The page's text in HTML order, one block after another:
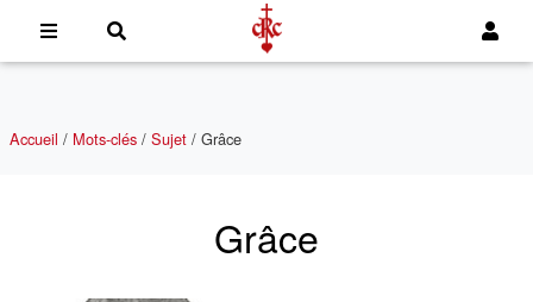
Accueil / Mots-clés / Sujet / Grâce
Grâce